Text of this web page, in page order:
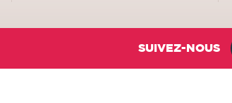
SUIVEZ-NOUS